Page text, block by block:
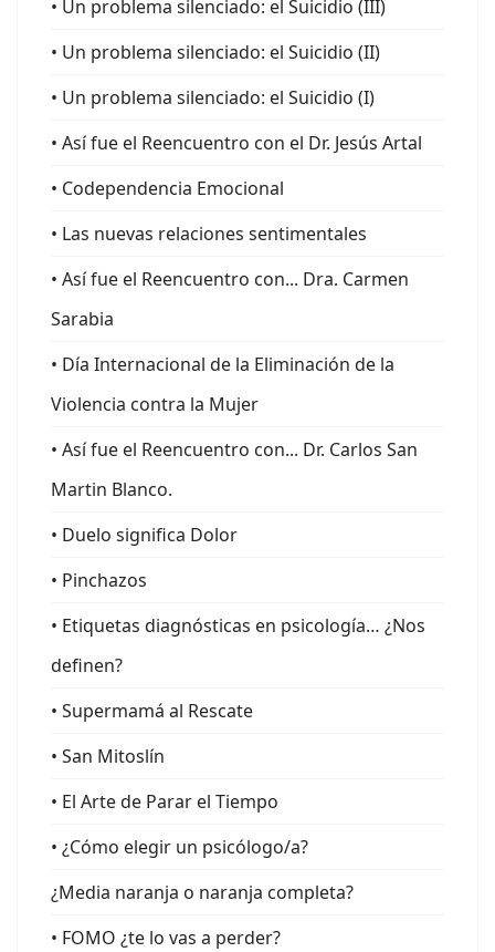
• Un problema silenciado: el Suicidio (III)
• Un problema silenciado: el Suicidio (II)
• Un problema silenciado: el Suicidio (I)
• Así fue el Reencuentro con el Dr. Jesús Artal
• Codependencia Emocional
• Las nuevas relaciones sentimentales
• Así fue el Reencuentro con... Dra. Carmen
Sarabia
• Día Internacional de la Eliminación de la
Violencia contra la Mujer
• Así fue el Reencuentro con... Dr. Carlos San
Martin Blanco.
• Duelo significa Dolor
• Pinchazos
• Etiquetas diagnósticas en psicología… ¿Nos
definen?
• Supermamá al Rescate
• San Mitoslín
• El Arte de Parar el Tiempo
• ¿Cómo elegir un psicólogo/a?
¿Media naranja o naranja completa?
• FOMO ¿te lo vas a perder?